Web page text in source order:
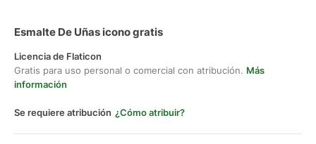
Esmalte De Uñas icono gratis
Licencia de Flaticon
Gratis para uso personal o comercial con atribución. Más
información
Se requiere atribución ¿Cómo atribuir?